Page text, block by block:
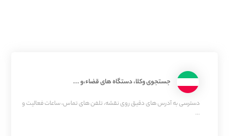
جستجوی وکلا، دستگاه های قضاء،و ...
دسترسی به آدرس های دقیق روی نقشه، تلفن های تماس، ساعات فعالیت و
...